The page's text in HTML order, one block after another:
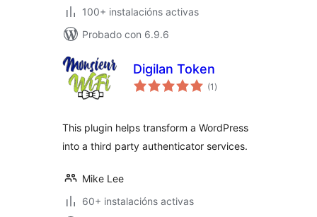
100+ instalacións activas
Probado con 6.9.6
Digilan Token
(1 valoracións
totais
)
This plugin helps transform a WordPress
into a third party authenticator services.
Mike Lee
60+ instalacións activas